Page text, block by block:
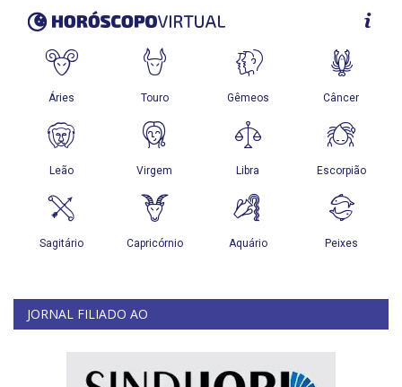
JORNAL FILIADO AO